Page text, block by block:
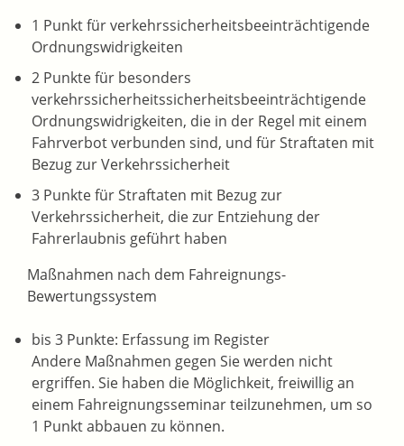
1 Punkt für verkehrssicherheitsbeeinträchtigende
Ordnungswidrigkeiten
2 Punkte für besonders
verkehrssicherheitssicherheitsbeeinträchtigende
Ordnungswidrigkeiten, die in der Regel mit einem
Fahrverbot verbunden sind, und für Straftaten mit
Bezug zur Verkehrssicherheit
3 Punkte für Straftaten mit Bezug zur
Verkehrssicherheit, die zur Entziehung der
Fahrerlaubnis geführt haben
Maßnahmen nach dem Fahreignungs-
Bewertungssystem
bis 3 Punkte: Erfassung im Register
Andere Maßnahmen gegen Sie werden nicht
ergriffen. Sie haben die Möglichkeit, freiwillig an
einem Fahreignungsseminar teilzunehmen, um so
1 Punkt abbauen zu können.